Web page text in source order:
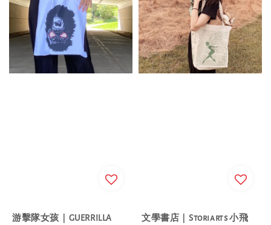
游擊隊女孩｜GUERRILLA
文學書店｜Storiarts 小飛